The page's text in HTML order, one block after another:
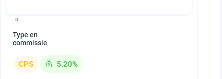
0
Type en
commissie
CPS 5.20%